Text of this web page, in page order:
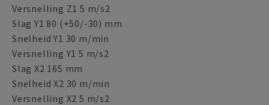
Versnelling Z1 5 m/s2
Slag Y1 80 (+50/-30) mm
Snelheid Y1 30 m/min
Versnelling Y1 5 m/s2
Slag X2 165 mm
Snelheid X2 30 m/min
Versnelling X2 5 m/s2